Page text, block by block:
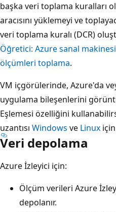
başka veri toplama kuralları
aracısını yüklemeyi ve
veri toplama kuralı (DCR)
Öğretici: Azure sanal
ölçümleri toplama.
VM içgörülerinde, Azure'da
uygulama bileşenlerini
Eşlemesi özelliğini
uzantısı Windows ve Linux
Veri depolama
Azure İzleyici için:
Ölçüm verileri Azure
depolanır.